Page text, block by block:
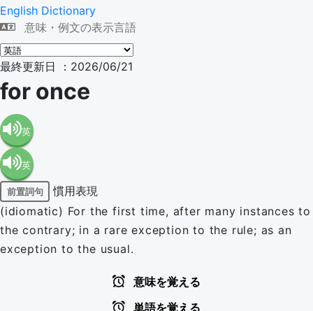
English Dictionary
意味・例文の表示言語
最終更新日 ：2026/06/21
for once
英
語（米
国）
英
語（イ
ギリ
前置詞句
慣用表現
(idiomatic) For the first time, after many instances to
the contrary; in a rare exception to the rule; as an
exception to the usual.
意味を覚える
単語を覚える